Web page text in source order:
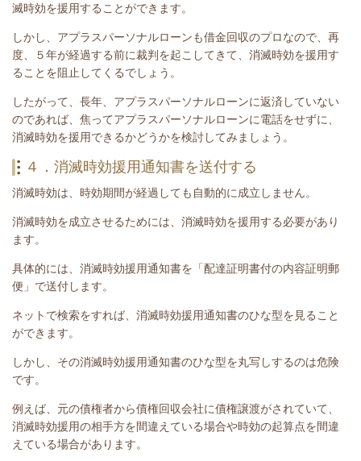
滅時効を援用することができます。
しかし、アプラスパーソナルローンも借金回収のプロなので、再
度、５年が経過する前に裁判を起こしてきて、消滅時効を援用す
ることを阻止してくるでしょう。
したがって、長年、アプラスパーソナルローンに返済していない
のであれば、焦ってアプラスパーソナルローンに電話をせずに、
消滅時効を援用できるかどうかを検討してみましょう。
４．消滅時効援用通知書を送付する
消滅時効は、時効期間が経過しても自動的に成立しません。
消滅時効を成立させるためには、消滅時効を援用する必要があり
ます。
具体的には、消滅時効援用通知書を「配達証明書付の内容証明郵
便」で送付します。
ネットで検索をすれば、消滅時効援用通知書のひな型を見ること
ができます。
しかし、その消滅時効援用通知書のひな型を丸写しするのは危険
です。
例えば、元の債権者から債権回収会社に債権譲渡がされていて、
消滅時効援用の相手方を間違えている場合や時効の起算点を間違
えている場合があります。